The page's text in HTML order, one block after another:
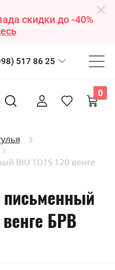
скидки до -40%
517 86 25
0
BIU 1D1S 120 венге
письменный
БРВ